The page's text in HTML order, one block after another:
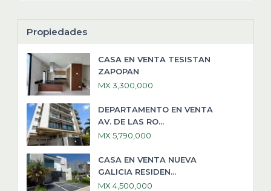
Propiedades
CASA EN VENTA TESISTAN
ZAPOPAN
MX 3,300,000
DEPARTAMENTO EN VENTA
AV. DE LAS RO...
MX 5,790,000
CASA EN VENTA NUEVA
GALICIA RESIDEN...
MX 4,500,000